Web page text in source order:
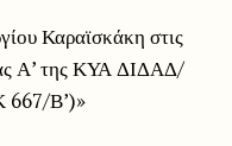
Καραϊσκάκη στις
Α’ της ΚΥΑ ΔΙΔΑΔ/
667/Β’)»